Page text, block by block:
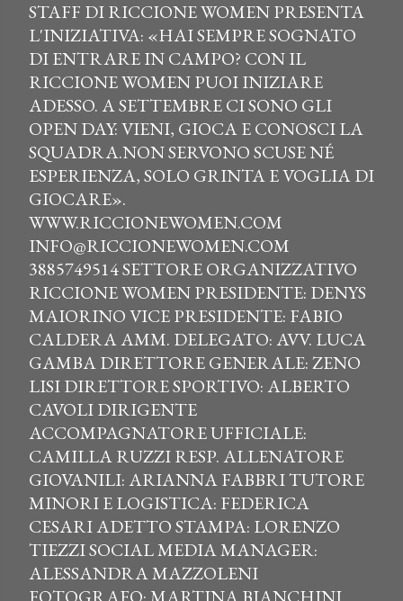
STAFF DI RICCIONE WOMEN PRESENTA
L'INIZIATIVA: «HAI SEMPRE SOGNATO
DI ENTRARE IN CAMPO? CON IL
RICCIONE WOMEN PUOI INIZIARE
ADESSO. A SETTEMBRE CI SONO GLI
OPEN DAY: VIENI, GIOCA E CONOSCI LA
SQUADRA.NON SERVONO SCUSE NÉ
ESPERIENZA, SOLO GRINTA E VOGLIA DI
GIOCARE».
WWW.RICCIONEWOMEN.COM
INFO@RICCIONEWOMEN.COM
3885749514 SETTORE ORGANIZZATIVO
RICCIONE WOMEN PRESIDENTE: DENYS
MAIORINO VICE PRESIDENTE: FABIO
CALDERA AMM. DELEGATO: AVV. LUCA
GAMBA DIRETTORE GENERALE: ZENO
LISI DIRETTORE SPORTIVO: ALBERTO
CAVOLI DIRIGENTE
ACCOMPAGNATORE UFFICIALE:
CAMILLA RUZZI RESP. ALLENATORE
GIOVANILI: ARIANNA FABBRI TUTORE
MINORI E LOGISTICA: FEDERICA
CESARI ADETTO STAMPA: LORENZO
TIEZZI SOCIAL MEDIA MANAGER:
ALESSANDRA MAZZOLENI
FOTOGRAFO: MARTINA BIANCHINI